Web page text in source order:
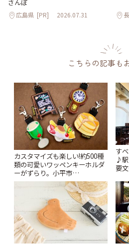
さんぽ
広島県 [PR] 2026.07.31
こちらの記事も
カスタマイズも楽しい!約500種
類の可愛いワッペンキーホルダ
ーがずらり。小平市
「Kimamaya T&K」 | ことりっ
す
♪駅
要
りっ